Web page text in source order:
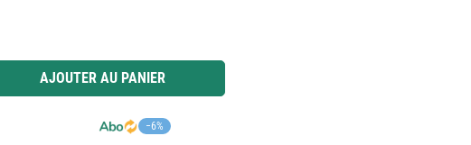
−6%
souhaitée ou utilisez les boutons pour augmenter ou diminuer la quantité.
AJOUTER AU PANIER